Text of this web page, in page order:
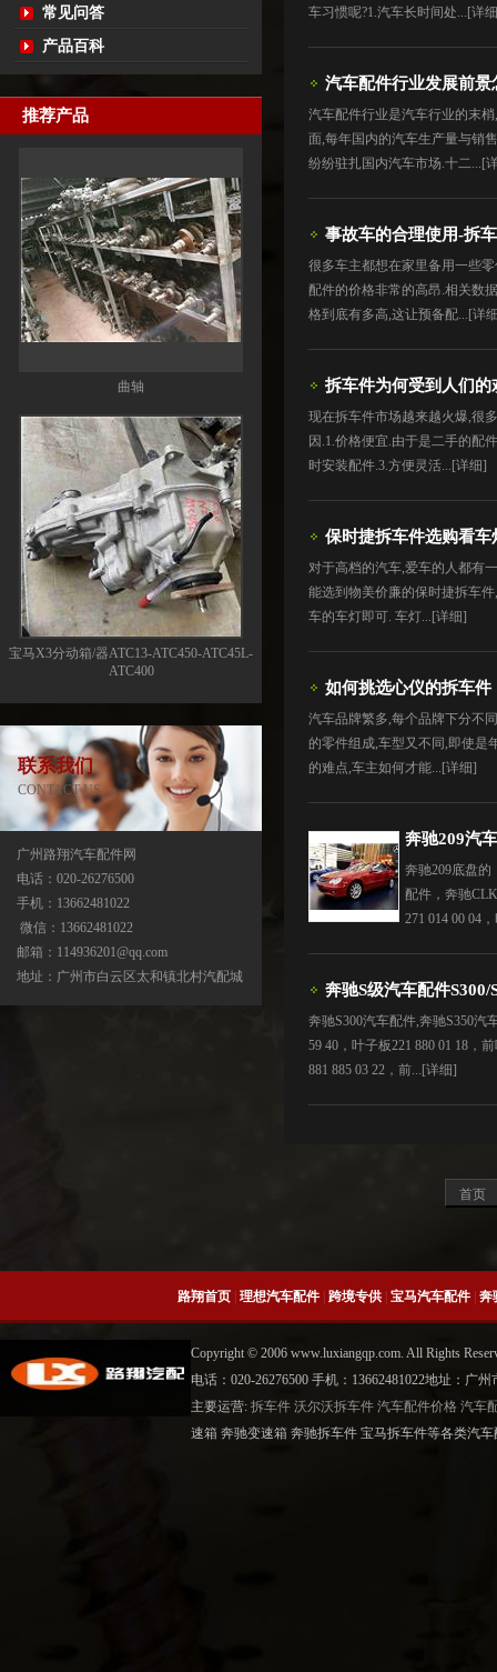
常见问答
产品百科
推荐产品
曲轴
宝马X3分动箱/器ATC13-ATC450-ATC45L-
ATC400
宝马X5分动箱/器-ATC500-ATC700-
联系我们
CONTACT US
广州路翔汽车配件网
电话：020-26276500
手机：13662481022
微信：13662481022
邮箱：114936201@qq.com
地址：广州市白云区太和镇北村汽配城
车习惯呢?1.汽车长时间处... [详
汽车配件行业发展前景
汽车配件行业是汽车行业的末
面,每年国内的汽车生产量与销
纷纷驻扎国内汽车市场.十二... [
事故车的合理使用-拆
很多车主都想在家里备用一些
配件的价格非常的高昂.相关数
格到底有多高,这让预备配... [详
拆车件为何受到人们的
现在拆车件市场越来越火爆,很
因.1.价格便宜.由于是二手的配
时安装配件.3.方便灵活... [详细]
保时捷拆车件选购看车
对于高档的汽车,爱车的人都有
能选到物美价廉的保时捷拆车
车的车灯即可. 车灯... [详细]
如何挑选心仪的拆车件
汽车品牌繁多,每个品牌下分不
的零件组成,车型又不同,即使是
的难点,车主如何才能... [详细]
奔驰209汽
奔驰209底盘的
配件，奔驰
271 014 00 04
奔驰S级汽车配件S300/
奔驰S300汽车配件,奔驰S350汽
59 40，叶子板221 880 01 18，
881 885 03 22，前... [详细]
首页
路翔首页 理想汽车配件 跨境专供 宝马汽车配件 奔
Copyright © 2006 www.luxiangqp.com. All Rights
电话：020-26276500 手机：13662481022地址：广
主要运营: 拆车件 沃尔沃拆车件 汽车配件价格 汽车
速箱 奔驰变速箱 奔驰拆车件 宝马拆车件等各类汽车